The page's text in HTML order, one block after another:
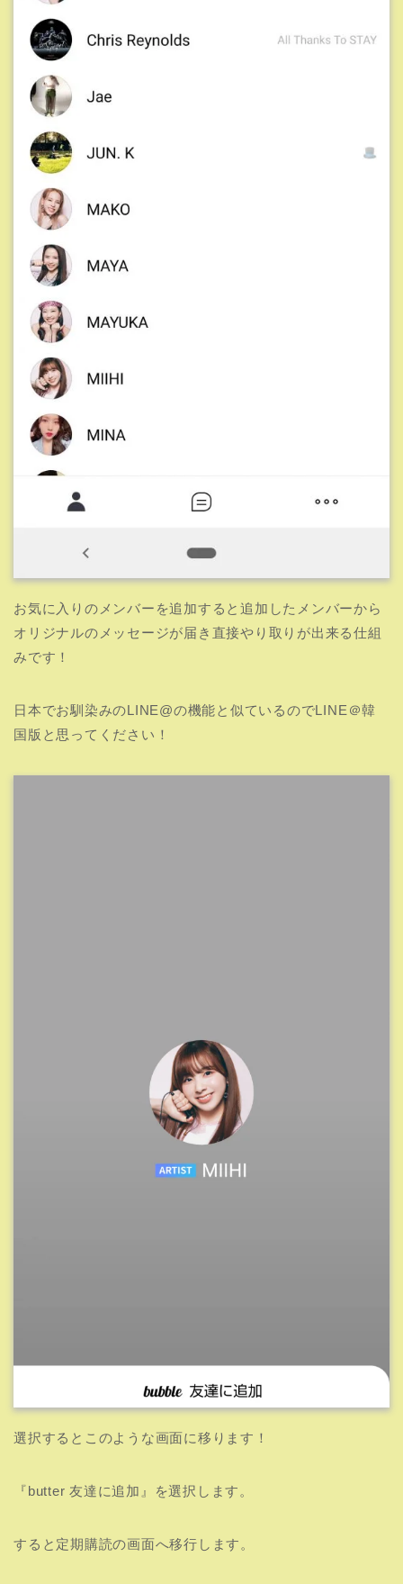
お気に入りのメンバーを追加すると追加したメンバーから
オリジナルのメッセージが届き直接やり取りが出来る仕組
みです！
日本でお馴染みのLINE@の機能と似ているのでLINE＠韓
国版と思ってください！
選択するとこのような画面に移ります！
『butter 友達に追加』を選択します。
すると定期購読の画面へ移行します。